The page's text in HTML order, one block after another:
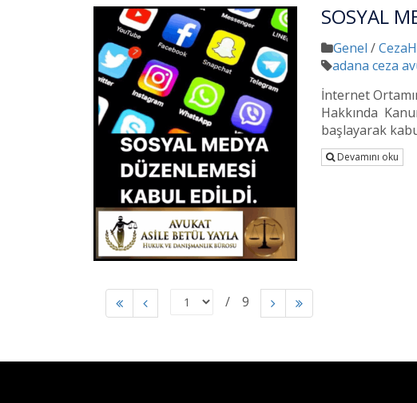
SOSYAL
Genel /
adana ceza
İnternet
Hakkında
başlayarak
Devamını oku
9